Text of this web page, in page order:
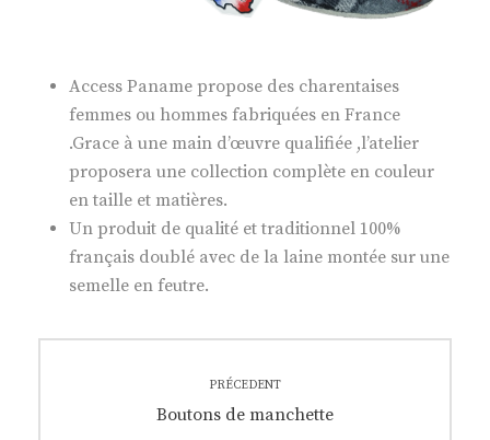
Access Paname propose des charentaises
femmes ou hommes fabriquées en France
.Grace à une main d’œuvre qualifiée ,l’atelier
proposera une collection complète en couleur
en taille et matières.
Un produit de qualité et traditionnel 100%
français doublé avec de la laine montée sur une
semelle en feutre.
PRÉCEDENT
Previous
Boutons de manchette